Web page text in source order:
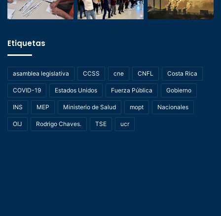
Etiquetas
asamblea legislativa CCSS cne CNFL Costa Rica
COVID-19 Estados Unidos Fuerza Pública Gobierno
INS MEP Ministerio de Salud mopt Nacionales
OIJ Rodrigo Chaves. TSE ucr